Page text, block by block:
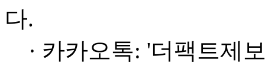
다.
· 카카오톡: '더팩트제